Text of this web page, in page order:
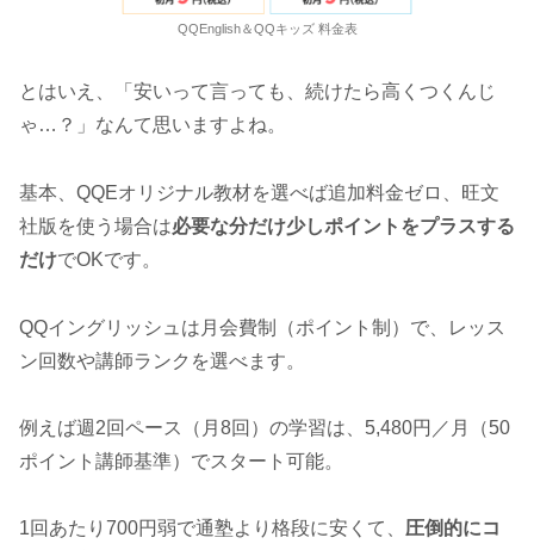
QQEnglish＆QQキッズ 料金表
とはいえ、「安いって言っても、続けたら高くつくんじ
ゃ…？」なんて思いますよね。
基本、QQEオリジナル教材を選べば追加料金ゼロ、旺文
社版を使う場合は必要な分だけ少しポイントをプラスする
だけでOKです。
QQイングリッシュは月会費制（ポイント制）で、レッス
ン回数や講師ランクを選べます。
例えば週2回ペース（月8回）の学習は、5,480円／月（50
ポイント講師基準）でスタート可能。
1回あたり700円弱で通塾より格段に安くて、 圧倒的にコ